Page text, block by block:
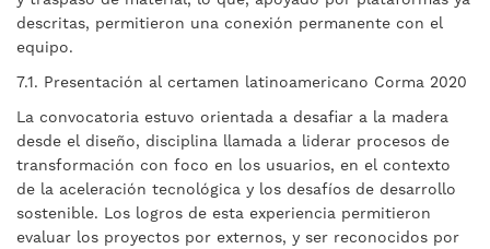
descritas, permitieron una conexión permanente con el
equipo.
7.1. Presentación al certamen latinoamericano Corma 2020
La convocatoria estuvo orientada a desafiar a la madera
desde el diseño, disciplina llamada a liderar procesos de
transformación con foco en los usuarios, en el contexto
de la aceleración tecnológica y los desafíos de desarrollo
sostenible. Los logros de esta experiencia permitieron
evaluar los proyectos por externos, y ser reconocidos por